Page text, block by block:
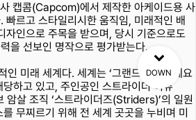
캡콤(Capcom)에서 제작한 아케이드용 사
빠르고 스타일리시한 움직임, 미래적인 배
자인으로 주목을 받으며, 당시 기준으로도
을 선보인 명작으로 평가받는다.
인 미래 세계다. 세계는 ‘그랜드마스터 메요
당하고 있고, 주인공인 스트라이더 히류
살 조직 ‘스트라이더즈(Striders)’의 일원
무찌르기 위해 전 세계 곳곳을 누비며 미
DOWN